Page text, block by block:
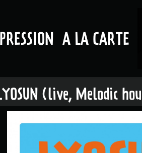
A LA CARTE
(live, Melodic